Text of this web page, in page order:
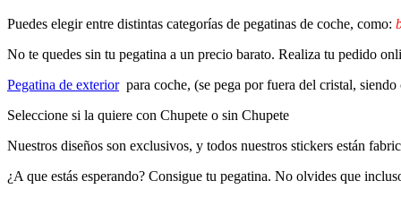
Puedes elegir entre distintas categorías de pegatinas de coche, como:
No te quedes sin tu pegatina a un precio barato. Realiza tu pedido
Pegatina de exteriorpara coche, (se pega por fuera del cristal,
Seleccione si la quiere con Chupete o sin Chupete
Nuestros diseños son exclusivos, y todos nuestros stickers están
¿A que estás esperando? Consigue tu pegatina. No olvides que